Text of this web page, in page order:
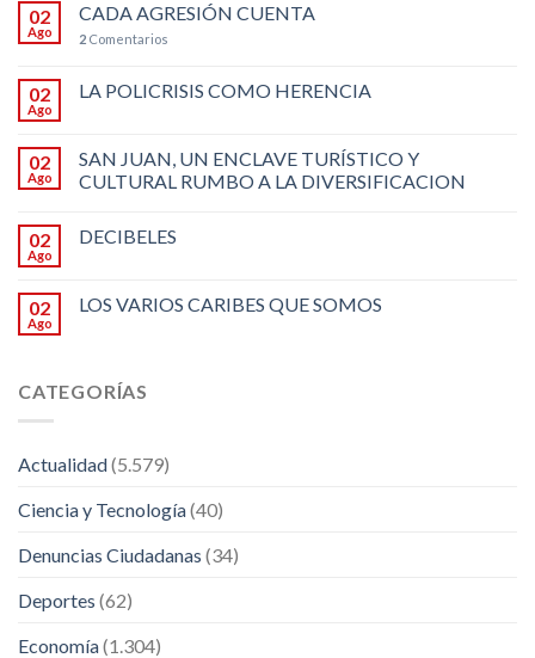
02
Ago
CADA AGRESIÓN CUENTA
2 Comentarios
02
Ago
LA POLICRISIS COMO HERENCIA
02
Ago
SAN JUAN, UN ENCLAVE TURÍSTICO Y
CULTURAL RUMBO A LA DIVERSIFICACION
02
Ago
DECIBELES
02
Ago
LOS VARIOS CARIBES QUE SOMOS
CATEGORÍAS
Actualidad(5.579)
Ciencia y Tecnología(40)
Denuncias Ciudadanas (34)
Deportes (62)
Economía(1.304)